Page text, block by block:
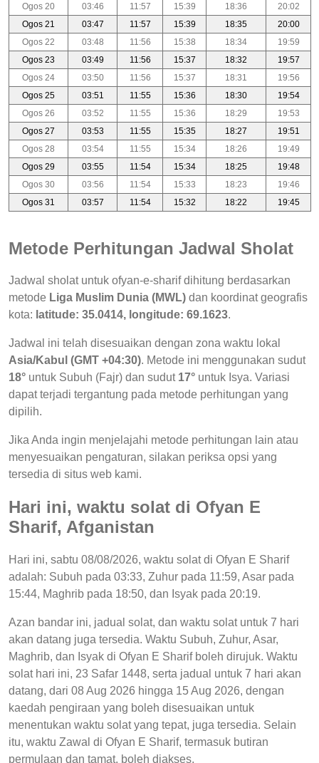
Ogos 20
03:46 11:57 15:39 18:36
20:02
Ogos 21
03:47 11:57 15:39 18:35
20:00
Ogos 22
03:48 11:56 15:38 18:34
19:59
Ogos 23
03:49 11:56 15:37 18:32
19:57
Ogos 24
03:50 11:56 15:37 18:31
19:56
Ogos 25
03:51 11:55 15:36 18:30
19:54
Ogos 26
03:52 11:55 15:36 18:29
19:53
Ogos 27
03:53 11:55 15:35 18:27
19:51
Ogos 28
03:54 11:55 15:34 18:26
19:49
Ogos 29
03:55 11:54 15:34 18:25
19:48
Ogos 30
03:56 11:54 15:33 18:23
19:46
Ogos 31
03:57 11:54 15:32 18:22 19:45
Metode Perhitungan Jadwal Sholat
Jadwal sholat untuk ofyan-e-sharif dihitung berdasarkan
metode Liga Muslim Dunia (MWL) dan koordinat geografis
kota: latitude: 35.0414, longitude: 69.1623.
Jadwal ini telah disesuaikan dengan zona waktu lokal
Asia/Kabul (GMT +04:30). Metode ini menggunakan sudut
18° untuk Subuh (Fajr) dan sudut 17° untuk Isya. Variasi
dapat terjadi tergantung pada metode perhitungan yang
dipilih.
Jika Anda ingin menjelajahi metode perhitungan lain atau
menyesuaikan pengaturan, silakan periksa opsi yang
tersedia di situs web kami.
Hari ini, waktu solat di Ofyan E
Sharif, Afganistan
Hari ini, sabtu 08/08/2026, waktu solat di Ofyan E Sharif
adalah: Subuh pada 03:33, Zuhur pada 11:59, Asar pada
15:44, Maghrib pada 18:50, dan Isyak pada 20:19.
Azan bandar ini, jadual solat, dan waktu solat untuk 7 hari
akan datang juga tersedia. Waktu Subuh, Zuhur, Asar,
Maghrib, dan Isyak di Ofyan E Sharif boleh dirujuk. Waktu
solat hari ini, 23 Safar 1448, serta jadual untuk 7 hari akan
datang, dari 08 Aug 2026 hingga 15 Aug 2026, dengan
kaedah pengiraan yang boleh disesuaikan untuk
menentukan waktu solat yang tepat, juga tersedia. Selain
itu, waktu Zawal di Ofyan E Sharif, termasuk butiran
permulaan dan tamat, boleh diakses.